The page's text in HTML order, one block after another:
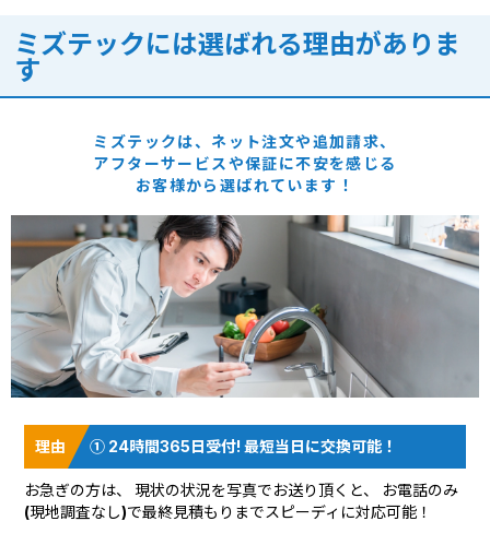
ミズテックには選ばれる理由がありま
す
ミズテックは、ネット注文や追加請求、
アフターサービスや保証に不安を感じる
お客様から選ばれています！
① 24時間365日受付! 最短当日に交換可能！
お急ぎの方は、 現状の状況を写真でお送り頂く と、 お電話のみ
(現地調査なし)で最終見積もりまでスピーディに対応可能！